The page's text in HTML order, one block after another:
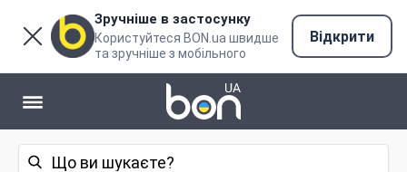
Зручніше в застосунку
Користуйтеся BON.ua швидше
та зручніше з мобільного
Відкрити